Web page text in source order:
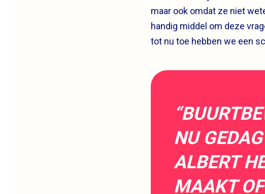
maar ook omdat ze niet
handig middel om deze
tot nu toe hebben we een
NU
ALBERT
MAAKT